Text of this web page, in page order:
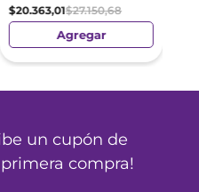
$20.363,01$27.150,68
Agregar
un cupón de
compra!